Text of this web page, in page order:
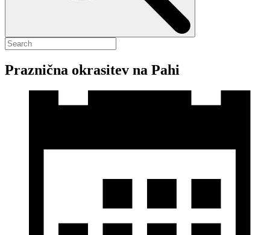
Praznična okrasitev na Pahi